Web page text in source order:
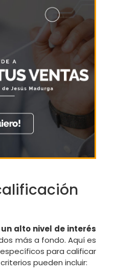
alto nivel de interés
más a fondo. Aquí es
para calificar
pueden incluir: